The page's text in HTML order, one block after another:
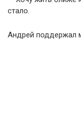
стало.
Андрей поддержал